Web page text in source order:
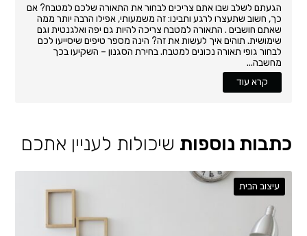
הגעתם לשלב שבו אתם צריכים לבחור את התאורה שלכם למטבח? אם
כך, חשוב שתעצרו לרגע ותבינו: זה משמעותי, אפילו הרבה יותר ממה
שאתם חושבים . התאורה למטבח צריכה להיות גם יפה ואלגנטית וגם
שימושית. תוהים איך לעשות את זה? הינה מספר טיפים שיסייעו לכם
לבחור גופי תאורה נכונים למטבח. בחירת הסגנון – השקיעו בכך
מחשבה...
קרא עוד
כתבות נוספות שיכולות לעניין אתכם
עיצוב הבית